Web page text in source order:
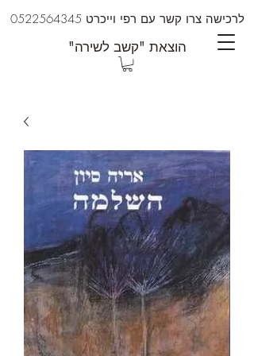
"הוצאת "קשב לשירה
לרכישה צרו קשר עם רפי וייכרט 0522564345